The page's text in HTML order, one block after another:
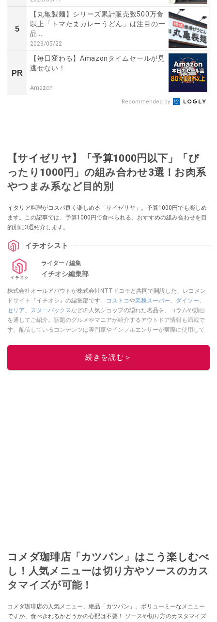
5
【丸亀製麺】シリーズ累計販売数500万食
以上「トマたまカレーうどん」は注目の一
品...
2023/05/22
PR
【毎日変わる】Amazonタイムセールが見
逃せない！
Amazon
Recommended by
【サイゼリヤ】「予算1000円以下」「ぴ
ったり1000円」の組み合わせ3選！お肉系
やつまみ系など目的別
イタリア料理がコスパ良く楽しめる「サイゼリヤ」。予算1000円でも楽しめ
ます。この記事では、予算1000円で食べられる、おすすめの組み合わせを目
的別に3選紹介します。
イチオシスト
ライター / 編集
イチオシ編集部
株式会社オールアバウトが株式会社NTTドコモと共同で開設した、レコメン
ドサイト『イチオシ』の編集部です。
コストコや業務スーパー、 ダイソー、
セリア、 スターバックスなどの人気ショップの隠れた名品を、コラムや動画
を通してご紹介。話題のグルメやマニアが紹介するアウトドア情報も満載で
す。配信しているコンテンツは専門家やインフルエンサーが実際に使用して
ニュースでフォロー
続きを読む＞
コメダ珈琲店「カツパン」はこう楽しむべ
し！人気メニューは切り方やソースのカス
タマイズが可能！
コメダ珈琲店の人気メニュー、絶品「カツパン」。ボリューミーなメニュー
ですが、食べきれるかどうかの心配は不要！ ソースや切り方のカスタマイズ